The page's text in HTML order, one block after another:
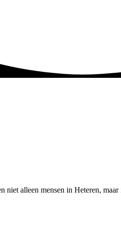
niet alleen mensen in Heteren,